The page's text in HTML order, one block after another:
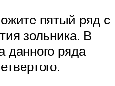
пятый ряд с
зольника. В
данного ряда